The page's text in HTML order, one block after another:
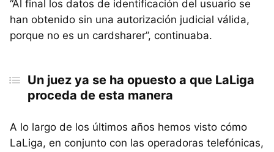
“Al final los datos de identificación del usuario se
han obtenido sin una autorización judicial válida,
porque no es un cardsharer”, continuaba.
Un juez ya se ha opuesto a que LaLiga
proceda de esta manera
A lo largo de los últimos años hemos visto cómo
LaLiga, en conjunto con las operadoras telefónicas,